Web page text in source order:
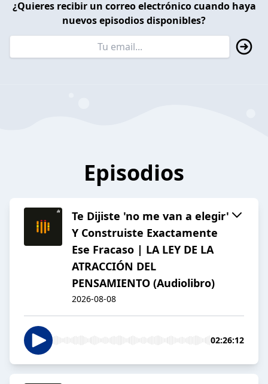
¿Quieres recibir un correo electrónico cuando haya
nuevos episodios disponibles?
Episodios
Te Dijiste 'no me van a elegir'
Y Construiste Exactamente
Ese Fracaso | LA LEY DE LA
ATRACCIÓN DEL
PENSAMIENTO (Audiolibro)
2026-08-08
02:26:12